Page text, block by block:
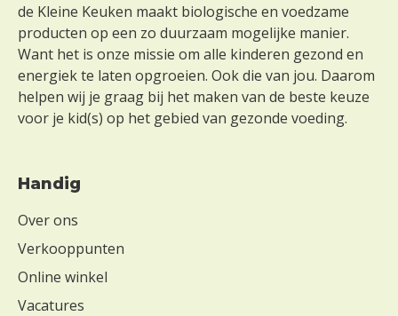
de Kleine Keuken maakt biologische en voedzame
producten op een zo duurzaam mogelijke manier.
Want het is onze missie om alle kinderen gezond en
energiek te laten opgroeien. Ook die van jou. Daarom
helpen wij je graag bij het maken van de beste keuze
voor je kid(s) op het gebied van gezonde voeding.
Handig
Over ons
Verkooppunten
Online winkel
Vacatures